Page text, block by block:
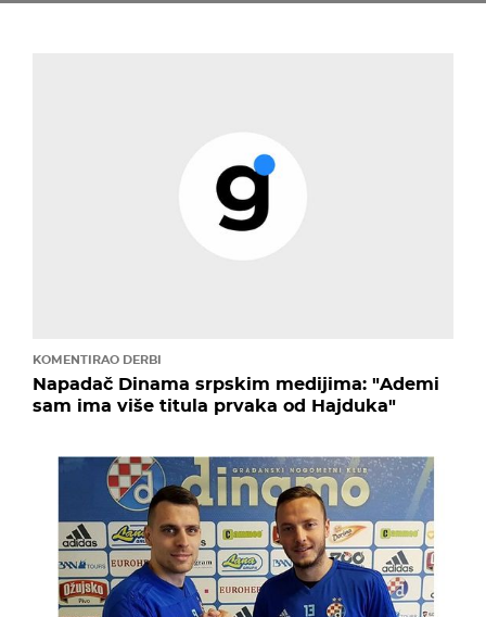
KOMENTIRAO DERBI
Napadač Dinama srpskim medijima: "Ademi
sam ima više titula prvaka od Hajduka"